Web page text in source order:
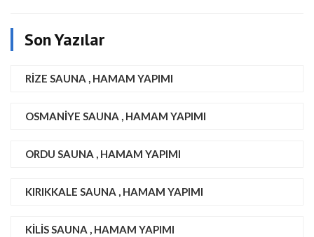
Son Yazılar
RIZE SAUNA , HAMAM YAPIMI
OSMANIYE SAUNA , HAMAM YAPIMI
ORDU SAUNA , HAMAM YAPIMI
KIRIKKALE SAUNA , HAMAM YAPIMI
KILIS SAUNA , HAMAM YAPIMI